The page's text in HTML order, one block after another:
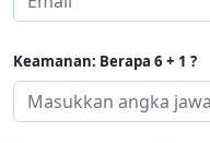
Keamanan: Berapa 6 + 1 ?